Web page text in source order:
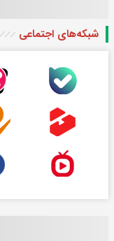
شبکه‌های اجتماعی